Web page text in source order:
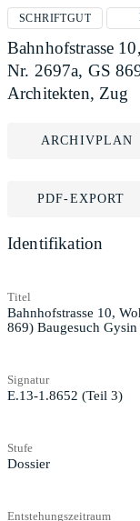
SCHRIFTGUT
Bahnhofstrasse
Nr. 2697a, GS
Architekten, Zug
ARCHIVPLAN
PDF-EXPORT
Identifikation
Titel
Bahnhofstrasse 10,
869) Baugesuch
Signatur
E.13-1.8652 (Teil 3)
Stufe
Dossier
Entstehungszeitraum